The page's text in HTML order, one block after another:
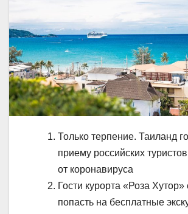
Только терпение. Таиланд
приему российских
от коронавируса
Гости курорта «Роза Хутор»
попасть на бесплатные